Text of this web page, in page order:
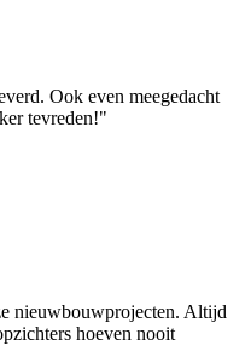
Ook even meegedacht
tevreden!"
nieuwbouwprojecten. Altijd
hoeven nooit